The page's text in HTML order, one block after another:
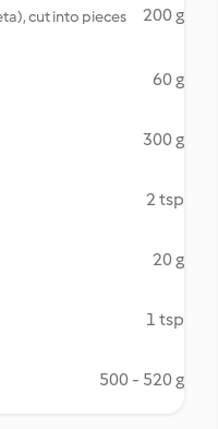
cut into pieces
200 g
60 g
300 g
2 tsp
20 g
1 tsp
500 - 520 g